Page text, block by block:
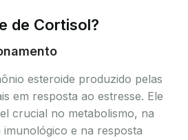
de Cortisol?
esteroide produzido pelas
em resposta ao estresse. Ele
crucial no metabolismo, na
imunológico e na resposta